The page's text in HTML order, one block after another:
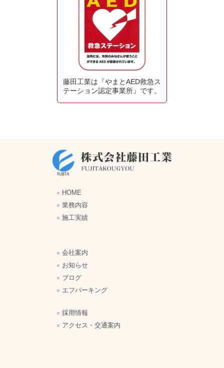
藤田工業は『やまとAED救急ス
テーション認定事業所』です。
HOME
業務内容
施工実績
会社案内
お知らせ
ブログ
エフパーキング
採用情報
アクセス・交通案内